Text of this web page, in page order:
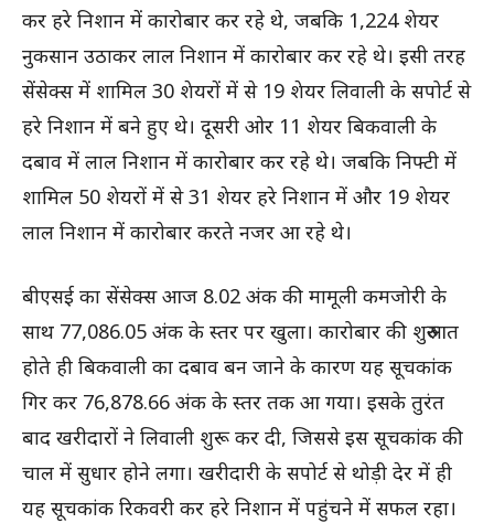
कर हरे निशान में कारोबार कर रहे थे, जबकि 1,224 शेयर
नुकसान उठाकर लाल निशान में कारोबार कर रहे थे। इसी तरह
सेंसेक्स में शामिल 30 शेयरों में से 19 शेयर लिवाली के सपोर्ट से
हरे निशान में बने हुए थे। दूसरी ओर 11 शेयर बिकवाली के
दबाव में लाल निशान में कारोबार कर रहे थे। जबकि निफ्टी में
शामिल 50 शेयरों में से 31 शेयर हरे निशान में और 19 शेयर
लाल निशान में कारोबार करते नजर आ रहे थे।
बीएसई का सेंसेक्स आज 8.02 अंक की मामूली कमजोरी के
साथ 77,086.05 अंक के स्तर पर खुला। कारोबार की शुरुआत
होते ही बिकवाली का दबाव बन जाने के कारण यह सूचकांक
गिर कर 76,878.66 अंक के स्तर तक आ गया। इसके तुरंत
बाद खरीदारों ने लिवाली शुरू कर दी, जिससे इस सूचकांक की
चाल में सुधार होने लगा। खरीदारी के सपोर्ट से थोड़ी देर में ही
यह सूचकांक रिकवरी कर हरे निशान में पहुंचने में सफल रहा।